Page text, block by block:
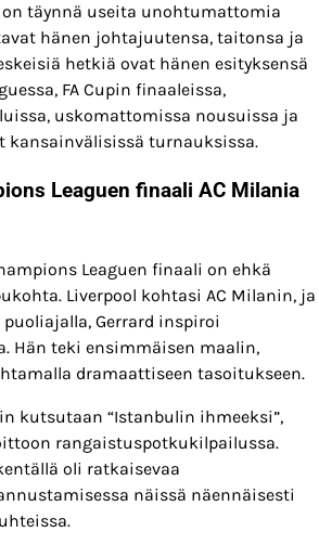
on täynnä useita unohtumattomia
hänen johtajuutensa, taitonsa ja
hetkiä ovat hänen esityksensä
FA Cupin finaaleissa,
uskomattomissa nousuissa ja
kansainvälisissä turnauksissa.
Leaguen finaali AC Milania
Leaguen finaali on ehkä
Liverpool kohtasi AC Milanin, ja
Gerrard inspiroi
Hän teki ensimmäisen maalin,
dramaattiseen tasoitukseen.
kutsutaan “Istanbulin ihmeeksi”,
rangaistuspotkukilpailussa.
oli ratkaisevaa
näissä näennäisesti